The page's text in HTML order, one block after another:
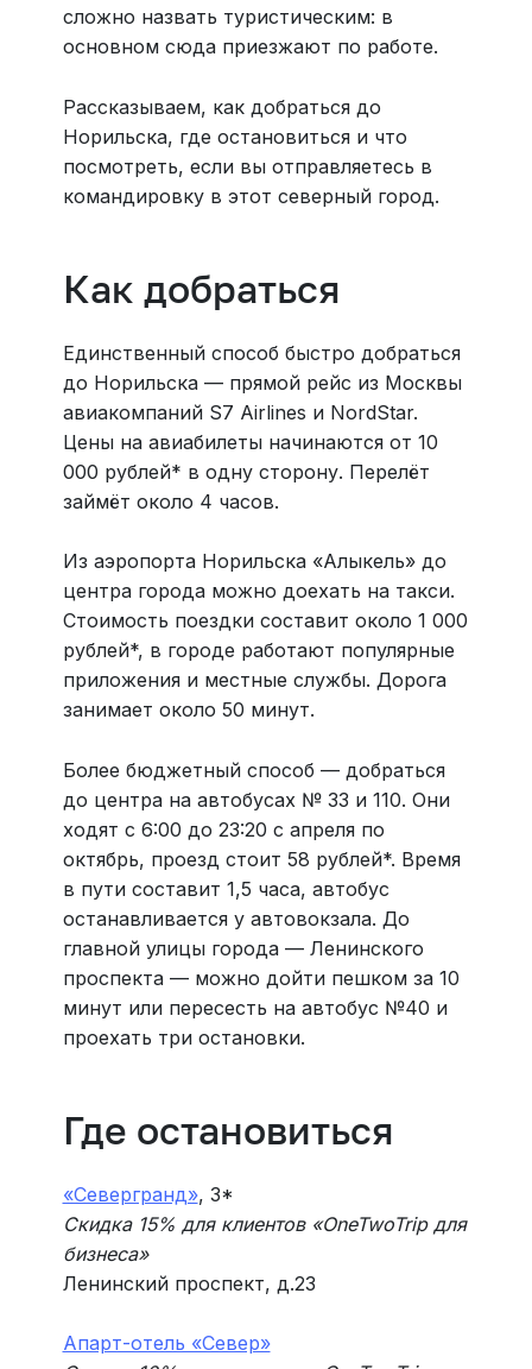
сложно назвать туристическим: в
основном сюда приезжают по работе.
Рассказываем, как добраться до
Норильска, где остановиться и что
посмотреть, если вы отправляетесь в
командировку в этот северный город.
Как добраться
Единственный способ быстро добраться
до Норильска — прямой рейс из Москвы
авиакомпаний S7 Airlines и NordStar.
Цены на авиабилеты начинаются от 10
000 рублей* в одну сторону. Перелёт
займёт около 4 часов.
Из аэропорта Норильска «Алыкель» до
центра города можно доехать на такси.
Стоимость поездки составит около 1 000
рублей*, в городе работают популярные
приложения и местные службы. Дорога
занимает около 50 минут.
Более бюджетный способ — добраться
до центра на автобусах № 33 и 110. Они
ходят с 6:00 до 23:20 с апреля по
октябрь, проезд стоит 58 рублей*. Время
в пути составит 1,5 часа, автобус
останавливается у автовокзала. До
главной улицы города — Ленинского
проспекта — можно дойти пешком за 10
минут или пересесть на автобус №40 и
проехать три остановки.
Где остановиться
«Севергранд», 3*
Скидка 15% для клиентов «‎OneTwoTrip для
бизнеса»
Ленинский проспект, д.23
Апарт-отель «Север»